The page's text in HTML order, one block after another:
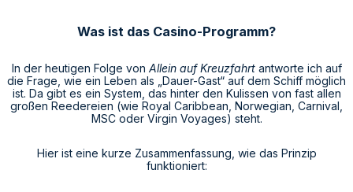
Was ist das Casino-Programm?
In der heutigen Folge von Allein auf Kreuzfahrtantworte ich auf
die Frage, wie ein Leben als „Dauer-Gast“ auf dem Schiff möglich
ist. Da gibt es ein System, das hinter den Kulissen von fast allen
großen Reedereien (wie Royal Caribbean, Norwegian, Carnival,
MSC oder Virgin Voyages) steht.
Hier ist eine kurze Zusammenfassung, wie das Prinzip
funktioniert: